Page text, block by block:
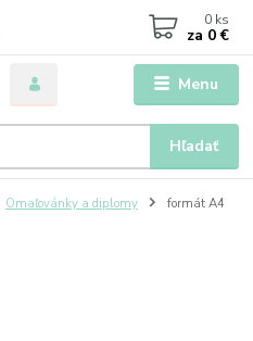
Menu
Hľadať
0 ks
za 0 €
Omaľovánky a diplomy formát A4